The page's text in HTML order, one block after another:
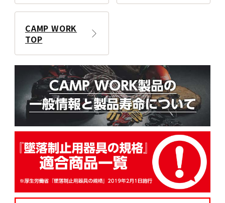
CAMP WORK
TOP